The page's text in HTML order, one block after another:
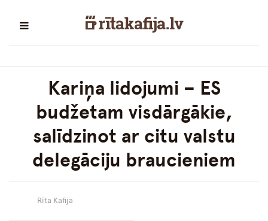
Kariņa lidojumi – ES
budžetam visdārgākie,
salīdzinot ar citu valstu
delegāciju braucieniem
Rīta Kafija